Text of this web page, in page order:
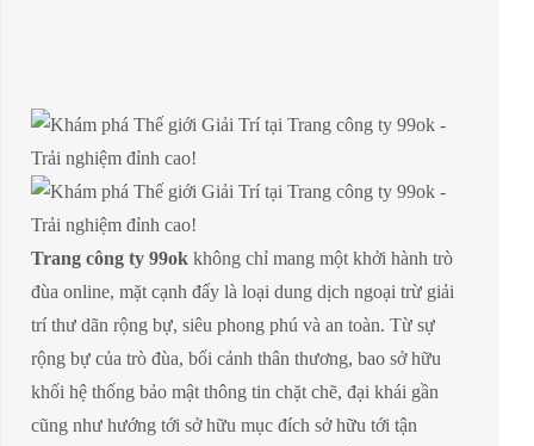
Trang công ty 99ok không chỉ mang một khởi hành trò
đùa online, mặt cạnh đấy là loại dung dịch ngoại trừ giải
trí thư dãn rộng bự, siêu phong phú và an toàn. Từ sự
rộng bự của trò đùa, bối cảnh thân thương, bao sở hữu
khối hệ thống bảo mật thông tin chặt chẽ, đại khái gần
cũng như hướng tới sở hữu mục đích sở hữu tới tận